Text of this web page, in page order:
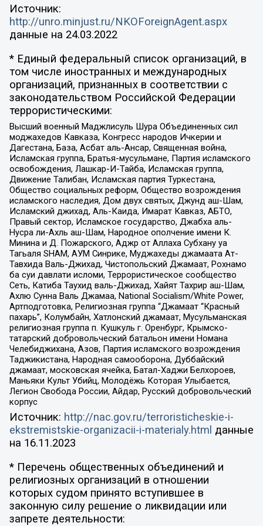
Источник:
http://unro.minjust.ru/NKOForeignAgent.aspx
данные на 24.03.2022
* Единый федеральный список организаций, в
том числе иностранных и международных
организаций, признанных в соответствии с
законодательством Российской Федерации
террористическими:
Высший военный Маджлисуль Шура Объединенных сил
моджахедов Кавказа, Конгресс народов Ичкерии и
Дагестана, База, Асбат аль-Ансар, Священная война,
Исламская группа, Братья-мусульмане, Партия исламского
освобождения, Лашкар-И-Тайба, Исламская группа,
Движение Талибан, Исламская партия Туркестана,
Общество социальных реформ, Общество возрождения
исламского наследия, Дом двух святых, Джунд аш-Шам,
Исламский джихад, Аль-Каида, Имарат Кавказ, АБТО,
Правый сектор, Исламское государство, Джабха аль-
Нусра ли-Ахль аш-Шам, Народное ополчение имени К.
Минина и Д. Пожарского, Аджр от Аллаха Субхану уа
Тагьаля SHAM, АУМ Синрике, Муджахеды джамаата Ат-
Тавхида Валь-Джихад, Чистопольский Джамаат, Рохнамо
ба суи давлати исломи, Террористическое сообщество
Сеть, Катиба Таухид валь-Джихад, Хайят Тахрир аш-Шам,
Ахлю Сунна Валь Джамаа, National Socialism/White Power,
Артподготовка, Религиозная группа “Джамаат “Красный
пахарь”, Колумбайн, Хатлонский джамаат, Мусульманская
религиозная группа п. Кушкуль г. Оренбург, Крымско-
татарский добровольческий батальон имени Номана
Челебиджихана, Азов, Партия исламского возрождения
Таджикистана, Народная самооборона, Дуббайский
джамаат, московская ячейка, Батал-Хаджи Белхороев,
Маньяки Культ Убийц, Молодёжь Которая Улыбается,
Легион Свобода России, Айдар, Русский добровольческий
корпус
Источник: http://nac.gov.ru/terroristicheskie-i-
ekstremistskie-organizacii-i-materialy.html данные
на 16.11.2023
* Перечень общественных объединений и
религиозных организаций в отношении
которых судом принято вступившее в
законную силу решение о ликвидации или
запрете деятельности: